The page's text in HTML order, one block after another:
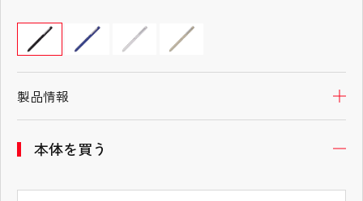
製品情報
本体を買う